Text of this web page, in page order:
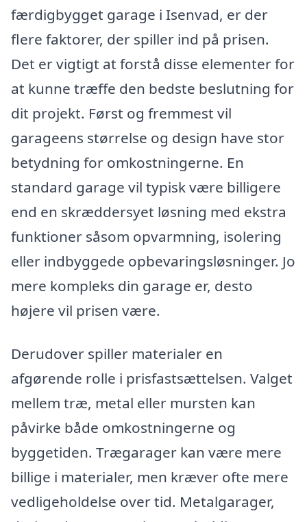
færdigbygget garage i Isenvad, er der
flere faktorer, der spiller ind på prisen.
Det er vigtigt at forstå disse elementer for
at kunne træffe den bedste beslutning for
dit projekt. Først og fremmest vil
garageens størrelse og design have stor
betydning for omkostningerne. En
standard garage vil typisk være billigere
end en skræddersyet løsning med ekstra
funktioner såsom opvarmning, isolering
eller indbyggede opbevaringsløsninger. Jo
mere kompleks din garage er, desto
højere vil prisen være.
Derudover spiller materialer en
afgørende rolle i prisfastsættelsen. Valget
mellem træ, metal eller mursten kan
påvirke både omkostningerne og
byggetiden. Trægarager kan være mere
billige i materialer, men kræver ofte mere
vedligeholdelse over tid. Metalgarager,